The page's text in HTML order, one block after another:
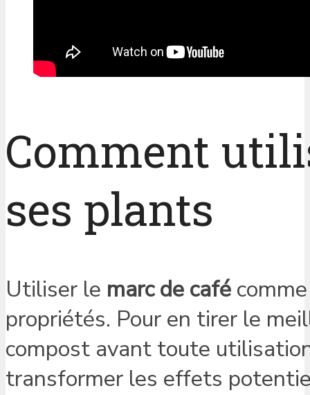
Comment
ses plants
Utiliser le marc de café
propriétés. Pour en tirer le
compost avant toute
transformer les effets